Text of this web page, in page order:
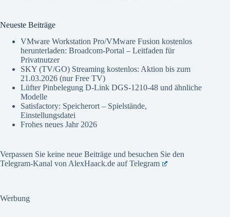
Neueste Beiträge
VMware Workstation Pro/VMware Fusion kostenlos
herunterladen: Broadcom-Portal – Leitfaden für
Privatnutzer
SKY (TV/GO) Streaming kostenlos: Aktion bis zum
21.03.2026 (nur Free TV)
Lüfter Pinbelegung D-Link DGS-1210-48 und ähnliche
Modelle
Satisfactory: Speicherort – Spielstände,
Einstellungsdatei
Frohes neues Jahr 2026
Verpassen Sie keine neue Beiträge und besuchen Sie den
Telegram-Kanal von AlexHaack.de aufTelegram
Werbung